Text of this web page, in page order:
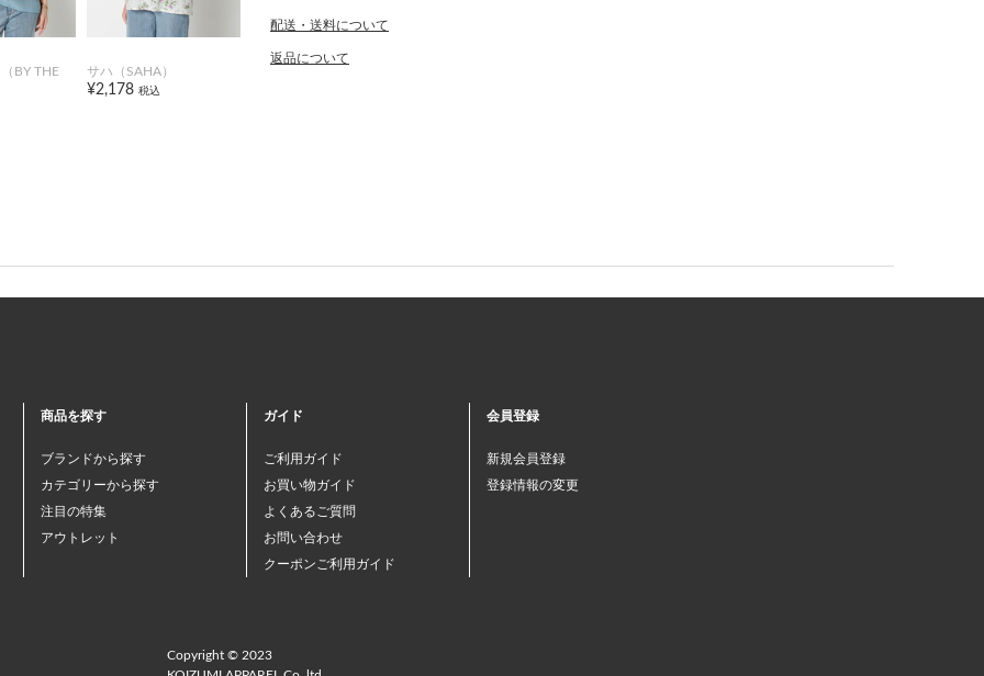
BY THE サハ（SAHA）
¥2,178 税込
配送・送料について
返品について
商品を探す
ブランドから探す
カテゴリーから探す
注目の特集
アウトレット
ガイド
ご利用ガイド
お買い物ガイド
よくあるご質問
お問い合わせ
クーポンご利用ガイド
会員登録
新規会員登録
登録情報の変更
Copyright © 2023